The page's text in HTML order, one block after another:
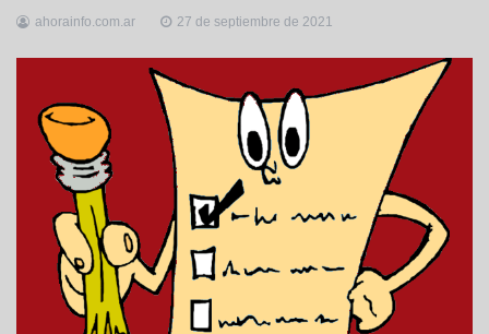
que...ahorainfo.com.ar 27 de septiembre de 2021